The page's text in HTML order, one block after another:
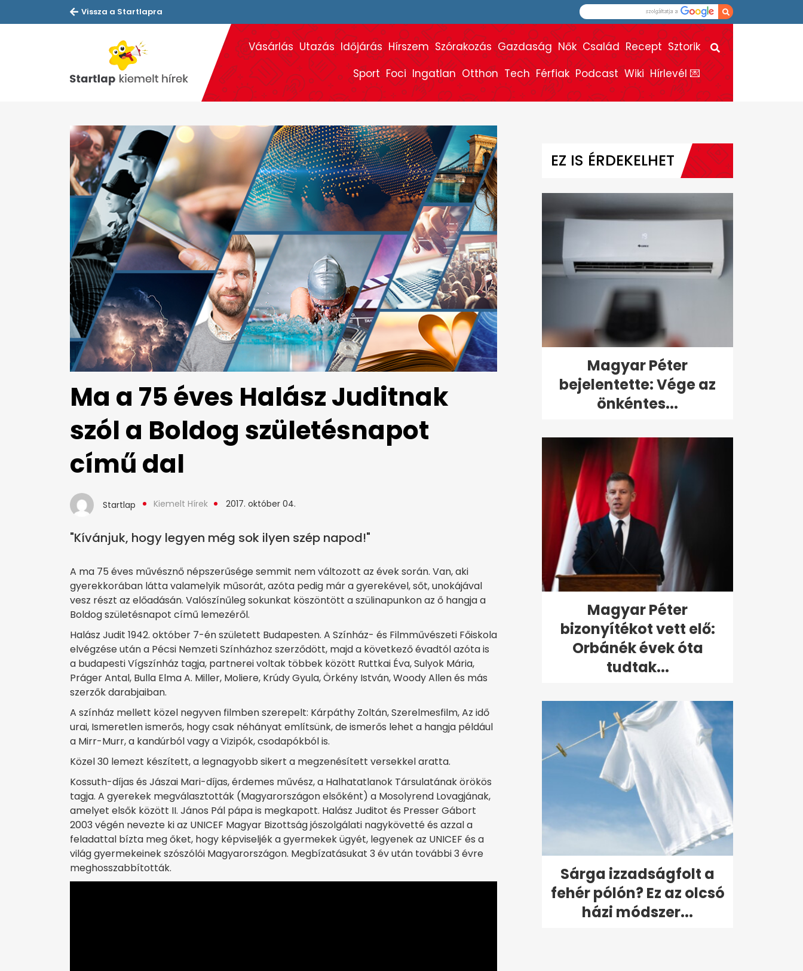
Vissza a Startlapra
Vásárlás Utazás Időjárás Hírszem Szórakozás Gazdaság Nők Család Recept Sztorik
Sport Foci Ingatlan Otthon Tech Férfiak Podcast Wiki Hírlevél 💌
Ma a 75 éves Halász Juditnak
szól a Boldog születésnapot
című dal
Startlap Kiemelt Hírek 2017. október 04.
"Kívánjuk, hogy legyen még sok ilyen szép napod!"
A ma 75 éves művésznő népszerűsége semmit nem változott az évek során. Van, aki
gyerekkorában látta valamelyik műsorát, azóta pedig már a gyerekével, sőt, unokájával
vesz részt az előadásán. Valószínűleg sokunkat köszöntött a szülinapunkon az ő hangja a
Boldog születésnapot című lemezéről.
Halász Judit 1942. október 7-én született Budapesten. A Színház- és Filmművészeti Főiskola
elvégzése után a Pécsi Nemzeti Színházhoz szerződött, majd a következő évadtól azóta is
a budapesti Vígszínház tagja, partnerei voltak többek között Ruttkai Éva, Sulyok Mária,
Práger Antal, Bulla Elma A. Miller, Moliere, Krúdy Gyula, Örkény István, Woody Allen és más
szerzők darabjaiban.
A színház mellett közel negyven filmben szerepelt: Kárpáthy Zoltán, Szerelmesfilm, Az idő
urai, Ismeretlen ismerős, hogy csak néhányat említsünk, de ismerős lehet a hangja például
a Mirr-Murr, a kandúrból vagy a Vizipók, csodapókból is.
Közel 30 lemezt készített, a legnagyobb sikert a megzenésített versekkel aratta.
Kossuth-díjas és Jászai Mari-díjas, érdemes művész, a Halhatatlanok Társulatának örökös
tagja. A gyerekek megválasztották (Magyarországon elsőként) a Mosolyrend Lovagjának,
amelyet elsők között II. János Pál pápa is megkapott. Halász Juditot és Presser Gábort
2003 végén nevezte ki az UNICEF Magyar Bizottság jószolgálati nagykövetté és azzal a
feladattal bízta meg őket, hogy képviseljék a gyermekek ügyét, legyenek az UNICEF és a
világ gyermekeinek szószólói Magyarországon. Megbízatásukat 3 év után további 3 évre
meghosszabbították.
EZ IS ÉRDEKELHET
Magyar Péter
bejelentette: Vége az
önkéntes...
Magyar Péter
bizonyítékot vett elő:
Orbánék évek óta
tudtak...
Sárga izzadságfolt a
fehér pólón? Ez az olcsó
házi módszer...